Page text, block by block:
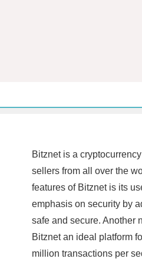
Bitznet is a
sellers from all over the
features of Bitznet is its
emphasis on security by
safe and secure. Another
Bitznet an ideal platform
million transactions per